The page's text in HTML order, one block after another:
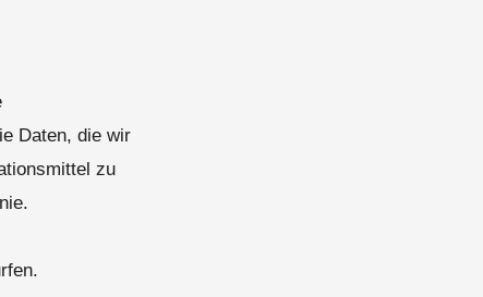
Daten, die wir
zu